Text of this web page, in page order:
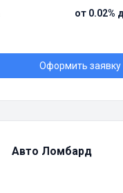
от 0.02%
Оформить заявку
Авто Ломбард